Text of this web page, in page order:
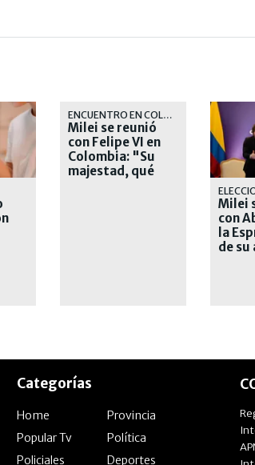
ENCUENTRO EN COLOMBIA
Milei se reunió
con Felipe VI en
Colombia: "Su
majestad, qué
Milei
con
la
de su
Categorías
Home
Provincia
Popular Tv
Política
Policiales
Deportes